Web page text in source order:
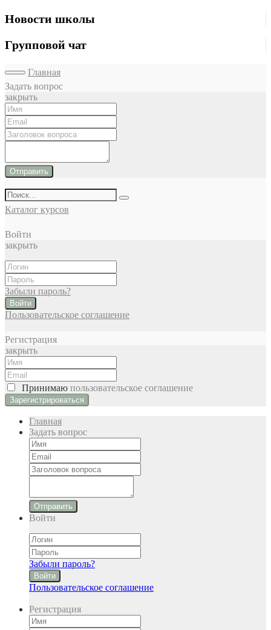
Новости школы
Групповой чат
Главная
Задать вопрос
закрыть
Отправить
Каталог курсов
Войти
закрыть
Забыли пароль?
Войти
Пользовательское соглашение
Регистрация
закрыть
Принимаю пользовательское соглашение
Главная
Задать вопрос
Отправить
Войти
Забыли пароль?
Войти
Пользовательское соглашение
Регистрация